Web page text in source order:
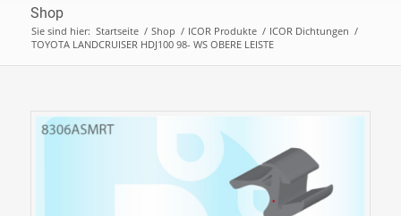
Shop
Sie sind hier: Startseite / Shop / ICOR Produkte / ICOR Dichtungen /
TOYOTA LANDCRUISER HDJ100 98- WS OBERE LEISTE